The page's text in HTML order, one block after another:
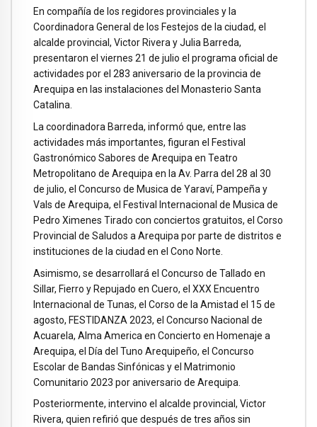
En compañía de los regidores provinciales y la
Coordinadora General de los Festejos de la ciudad, el
alcalde provincial, Victor Rivera y Julia Barreda,
presentaron el viernes 21 de julio el programa oficial de
actividades por el 283 aniversario de la provincia de
Arequipa en las instalaciones del Monasterio Santa
Catalina.
La coordinadora Barreda, informó que, entre las
actividades más importantes, figuran el Festival
Gastronómico Sabores de Arequipa en Teatro
Metropolitano de Arequipa en la Av. Parra del 28 al 30
de julio, el Concurso de Musica de Yaraví, Pampeña y
Vals de Arequipa, el Festival Internacional de Musica de
Pedro Ximenes Tirado con conciertos gratuitos, el Corso
Provincial de Saludos a Arequipa por parte de distritos e
instituciones de la ciudad en el Cono Norte.
Asimismo, se desarrollará el Concurso de Tallado en
Sillar, Fierro y Repujado en Cuero, el XXX Encuentro
Internacional de Tunas, el Corso de la Amistad el 15 de
agosto, FESTIDANZA 2023, el Concurso Nacional de
Acuarela, Alma America en Concierto en Homenaje a
Arequipa, el Día del Tuno Arequipeño, el Concurso
Escolar de Bandas Sinfónicas y el Matrimonio
Comunitario 2023 por aniversario de Arequipa.
Posteriormente, intervino el alcalde provincial, Victor
Rivera, quien refirió que después de tres años sin